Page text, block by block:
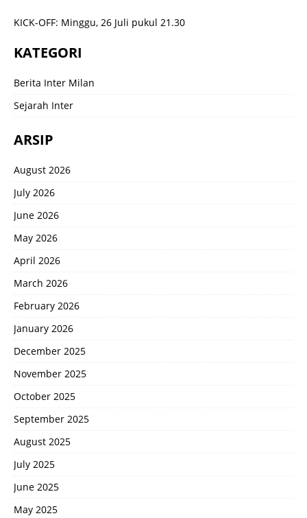
KICK-OFF: Minggu, 26 Juli pukul 21.30
KATEGORI
Berita Inter Milan
Sejarah Inter
ARSIP
August 2026
July 2026
June 2026
May 2026
April 2026
March 2026
February 2026
January 2026
December 2025
November 2025
October 2025
September 2025
August 2025
July 2025
June 2025
May 2025